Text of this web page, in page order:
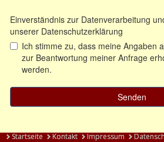
Startseite Kontakt Impressum